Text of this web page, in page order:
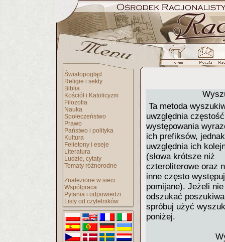
Światopogląd
Religie i sekty
Biblia
Kościół i Katolicyzm
Filozofia
Nauka
Społeczeństwo
Prawo
Państwo i polityka
Kultura
Felietony i eseje
Literatura
Ludzie, cytaty
Tematy różnorodne
Znalezione w sieci
Współpraca
Pytania i odpowiedzi
Listy od czytelników
Ta metoda
uwzględnia częstość
występowania
ich prefiksów,
uwzględnia ich
(słowa krótsze niż
czteroliterowe oraz
inne często
pomijane). Jeżeli
odszukać
spróbuj użyć
poniżej.